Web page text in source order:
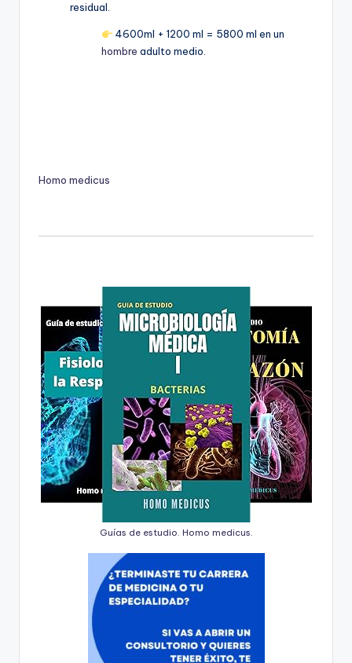
residual.
4600ml + 1200 ml = 5800 ml en un
hombre adulto medio.
Homo medicus
Guías de estudio. Homo medicus.